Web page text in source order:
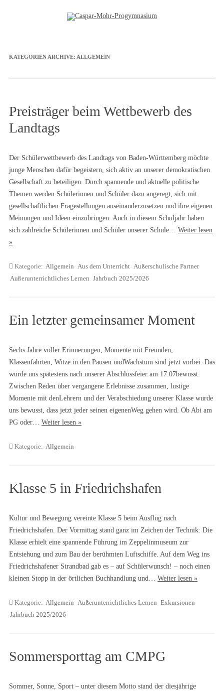
KATEGORIEN ARCHIVE: ALLGEMEIN
Preisträger beim Wettbewerb des
Landtags
Der Schülerwettbewerb des Landtags von Baden-Württemberg möchte
junge Menschen dafür begeistern, sich aktiv an unserer demokratischen
Gesellschaft zu beteiligen. Durch spannende und aktuelle politische
Themen werden Schülerinnen und Schüler dazu angeregt, sich mit
gesellschaftlichen Fragestellungen auseinanderzusetzen und ihre eigenen
Meinungen und Ideen einzubringen. Auch in diesem Schuljahr haben
sich zahlreiche Schülerinnen und Schüler unserer Schule… Weiter lesen
»
Kategorie: Allgemein Aus dem Unterricht Außerschulische Partner
Außerunterrichtliches Lernen Jahrbuch 2025/2026
Ein letzter gemeinsamer Moment
Sechs Jahre voller Erinnerungen, Momente mit Freunden,
Klassenfahrten, Witze in den Pausen undWachstum sind jetzt vorbei. Das
wurde uns spätestens nach unserer Abschlussfeier am 17.07bewusst.
Zwischen Reden über vergangene Erlebnisse zusammen, lustige
Momente mit denLehrern und der Verabschiedung unserer Klasse wurde
uns bewusst, dass jetzt jeder seinen eigenenWeg gehen wird. Ob Abi am
PG oder… Weiter lesen »
Kategorie: Allgemein
Klasse 5 in Friedrichshafen
Kultur und Bewegung vereinte Klasse 5 beim Ausflug nach
Friedrichshafen. Der Vormittag stand ganz im Zeichen der Technik: Die
Klasse erhielt eine spannende Führung im Zeppelinmuseum zur
Entstehung und zum Bau der berühmten Luftschiffe. Auf dem Weg ins
Friedrichshafener Strandbad gab es – auf Schülerwunsch! – noch einen
kleinen Stopp in der örtlichen Buchhandlung und… Weiter lesen »
Kategorie: Allgemein Außerunterrichtliches Lernen Exkursionen
Jahrbuch 2025/2026
Sommersporttag am CMPG
Sommer, Sonne, Sport – unter diesem Motto stand der diesjährige